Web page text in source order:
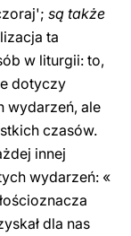
są także
ta
w liturgii: to,
dotyczy
wydarzeń, ale
czasów.
innej
wydarzeń: «
dla nas